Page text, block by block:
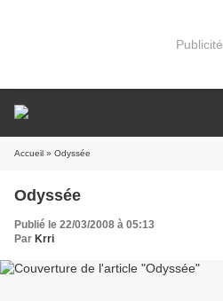
Publicité
Accueil » Odyssée
Odyssée
Publié le 22/03/2008 à 05:13
Par Krri